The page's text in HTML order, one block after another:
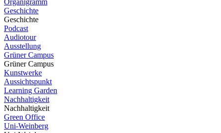
Organigramm
Geschichte
Geschichte
Podcast
Audiotour
Ausstellung
Grüner Campus
Grüner Campus
Kunstwerke
Aussichtspunkt
Learning Garden
Nachhaltigkeit
Nachhaltigkeit
Green Office
Uni-Weinberg